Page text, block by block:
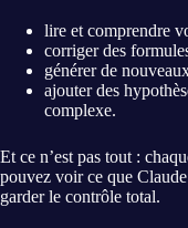
lire et comprendre
corriger des
générer de
ajouter des
complexe.
Et ce n’est pas tout :
pouvez voir ce que
garder le contrôle total.